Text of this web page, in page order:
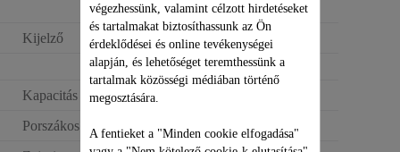
3,2 kg
Kijelző
LCD
Kapacitás
Porszákos kapacitás
0,9 L
végezhessünk, valamint célzott hirdetéseket
és tartalmakat biztosíthassunk az Ön
érdeklődései és online tevékenységei
alapján, és lehetőséget teremthessünk a
tartalmak közösségi médiában történő
megosztására.
A fentieket a "Minden cookie elfogadása"